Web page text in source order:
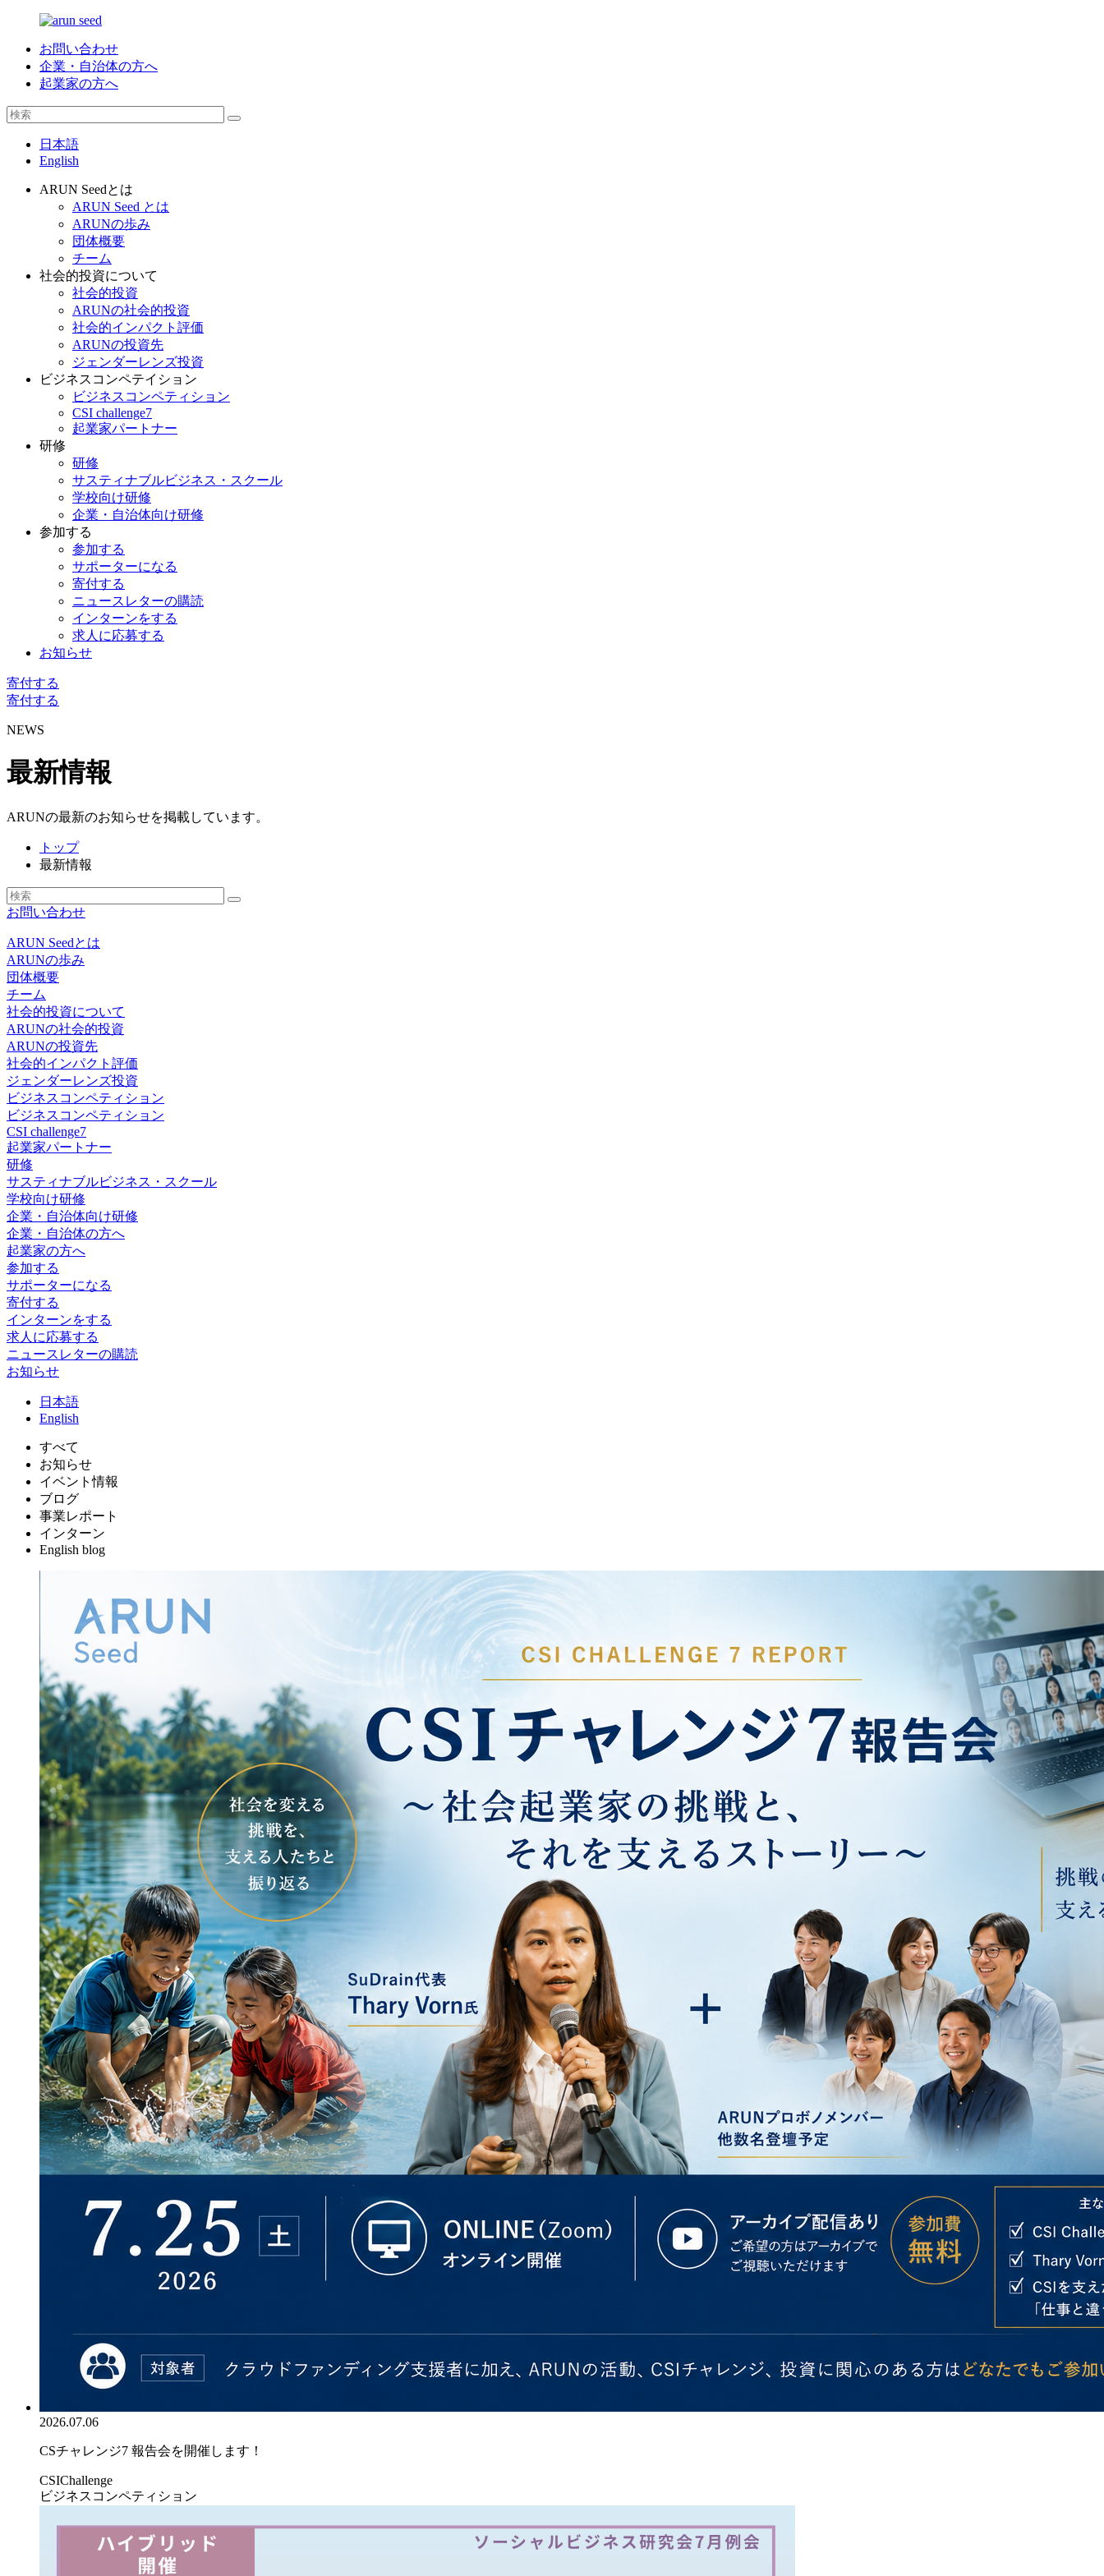
お問い合わせ
企業・自治体の方へ
起業家の方へ
日本語
English
ARUN Seedとは
ARUN Seed とは
ARUNの歩み
団体概要
チーム
社会的投資について
社会的投資
ARUNの社会的投資
社会的インパクト評価
ARUNの投資先
ジェンダーレンズ投資
ビジネスコンペテイション
ビジネスコンペティション
CSI challenge7
起業家パートナー
研修
研修
サスティナブルビジネス・スクール
学校向け研修
企業・自治体向け研修
参加する
参加する
サポーターになる
寄付する
ニュースレターの購読
インターンをする
求人に応募する
お知らせ
寄付する
寄付する
NEWS
最新情報
ARUNの最新のお知らせを掲載しています。
トップ
最新情報
お問い合わせ
ARUN Seedとは
ARUNの歩み
団体概要
チーム
社会的投資について
ARUNの社会的投資
ARUNの投資先
社会的インパクト評価
ジェンダーレンズ投資
ビジネスコンペティション
ビジネスコンペティション
CSI challenge7
起業家パートナー
研修
サスティナブルビジネス・スクール
学校向け研修
企業・自治体向け研修
企業・自治体の方へ
起業家の方へ
参加する
サポーターになる
寄付する
インターンをする
求人に応募する
ニュースレターの購読
お知らせ
日 本語
English
すべて
お知らせ
イベント情報
ブログ
事業レポート
インターン
English blog
2026.07.06
CSチャレンジ7 報告会を開催します！
CSIChallenge
ビジネスコンペティション